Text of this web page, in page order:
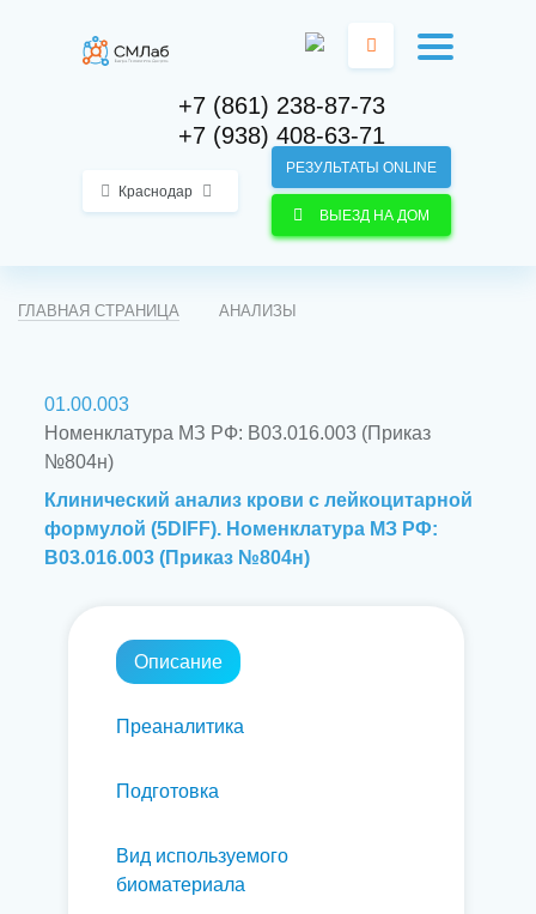
Краснодар
РЕЗУЛЬТАТЫ ONLINE
ВЫЕЗД НА ДОМ
+7 (861) 238-87-73
+7 (938) 408-63-71
ГЛАВНАЯ СТРАНИЦА АНАЛИЗЫ
01.00.003
Номенклатура МЗ РФ: B03.016.003 (Приказ
№804н)
Клинический анализ крови с лейкоцитарной
формулой (5DIFF). Номенклатура МЗ РФ:
B03.016.003 (Приказ №804н)
Описание
Преаналитика
Подготовка
Вид используемого
биоматериала